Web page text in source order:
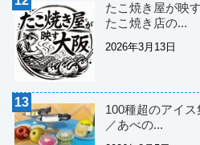
たこ焼き屋が映
たこ焼き店の...
2026年3月13日
100種超のアイ
／あべの...